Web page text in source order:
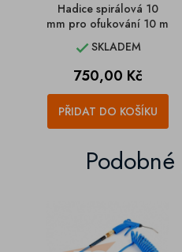
Hadice spirálová 10
mm pro ofukování 10 m
SKLADEM
Cena
750,00 Kč
PŘIDAT DO KOŠÍKU
Podobné